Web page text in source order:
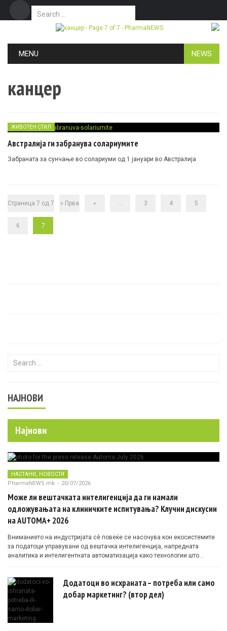
Search for:
MENU NEWS
канцер
ЖИВОТЕН СТИЛ
Австралија ги забранува солариумите
Забраната за сунчање во солариуми од 1 јануари во Австралија
Страница 7 од 7 « Прва « ... 3 4 5
6 7
Search for:
НАЈНОВИ
Најнови
НАСТАНИ НОВОСТИ
PharmaNEWS.mk - 20/07/2026
Може ли вештачката интелигенција да ги намали
одложувањата на клиничките испитувања? Клучни дискусии
на AUTOMA+ 2026
Вниманието на индустријата сè повеќе се насочува кон екосистемите
за податоци управувани од вештачка интелигенција, напредната
аналитика и интелигентната автоматизација како технологии што
Додатоци во исхраната – потреба или само
добар маркетинг? (втор дел)